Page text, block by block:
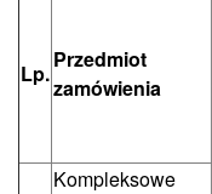
Lp.
Przedmiot
zamówienia
Kompleksowe